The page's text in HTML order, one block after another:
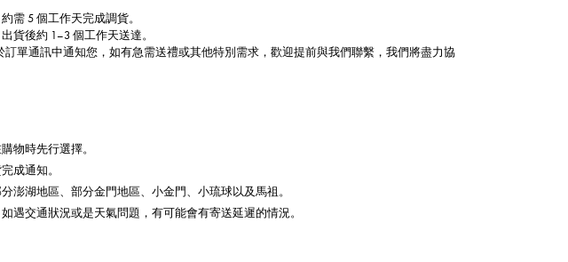
需 5 個工作天完成調貨。
貨後約 1–3 個工作天送達。
訂單通訊中通知您，如有急需送禮或其他特別需求，歡迎提前與我們聯繫，我們將盡力協
物時先行選擇。
成通知。
澎湖地區、部分金門地區、小金門、小琉球以及馬祖。
遇交通狀況或是天氣問題，有可能會有寄送延遲的情況。